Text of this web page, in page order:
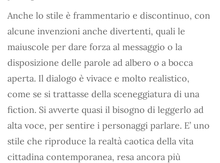
Anche lo stile è frammentario e discontinuo, con
alcune invenzioni anche divertenti, quali le
maiuscole per dare forza al messaggio o la
disposizione delle parole ad albero o a bocca
aperta. Il dialogo è vivace e molto realistico,
come se si trattasse della sceneggiatura di una
fiction. Si avverte quasi il bisogno di leggerlo ad
alta voce, per sentire i personaggi parlare. E’ uno
stile che riproduce la realtà caotica della vita
cittadina contemporanea, resa ancora più